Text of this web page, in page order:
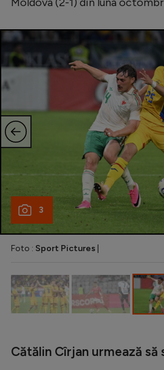
Stranieri
Clasamente
Tenis
Handbal
Natație
Formula 1
Gimnastică
Auto
Ciclism
Alte sporturi
JO 2026
3
Foto : Sport Pictures
Cătălin Cîrjan urmează să